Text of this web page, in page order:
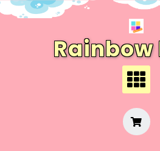
Skip
Rainbow